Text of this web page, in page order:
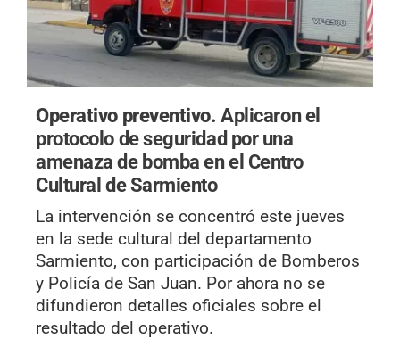
Operativo preventivo.Aplicaron el
protocolo de seguridad por una
amenaza de bomba en el Centro
Cultural de Sarmiento
La intervención se concentró este jueves
en la sede cultural del departamento
Sarmiento, con participación de Bomberos
y Policía de San Juan. Por ahora no se
difundieron detalles oficiales sobre el
resultado del operativo.